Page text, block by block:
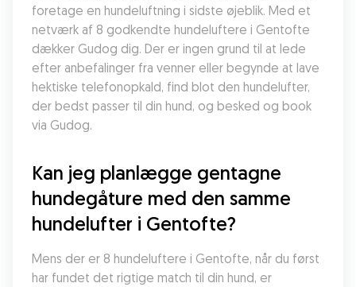
foretage en hundeluftning i sidste øjeblik. Med et
netværk af 8 godkendte hundeluftere i Gentofte
dækker Gudog dig. Der er ingen grund til at lede
efter anbefalinger fra venner eller begynde at lave
hektiske telefonopkald, find blot den hundelufter,
der bedst passer til din hund, og besked og book
via Gudog.
Kan jeg planlægge gentagne
hundegåture med den samme
hundelufter i Gentofte?
Mens der er 8 hundeluftere i Gentofte, når du først
har fundet det rigtige match til din hund, er